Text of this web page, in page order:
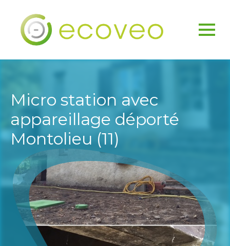
Micro station avec
appareillage déporté
Montolieu (11)